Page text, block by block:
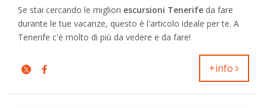
Se stai cercando le migliori escursioni Tenerife da fare
durante le tue vacanze, questo è l'articolo ideale per te. A
Tenerife c'è molto di più da vedere e da fare!
+info